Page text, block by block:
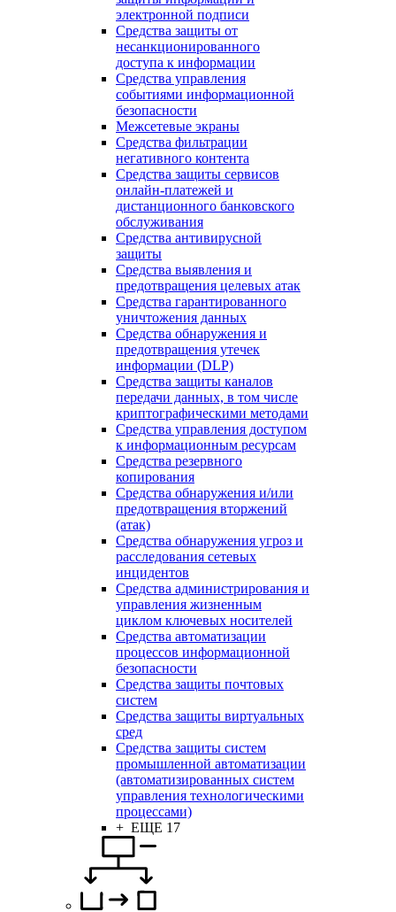
электронной подписи
Средства защиты от
несанкционированного
доступа к информации
Средства управления
событиями информационной
безопасности
Межсетевые экраны
Средства фильтрации
негативного контента
Средства защиты сервисов
онлайн-платежей и
дистанционного банковского
обслуживания
Средства антивирусной
защиты
Средства выявления и
предотвращения целевых атак
Средства гарантированного
уничтожения данных
Средства обнаружения и
предотвращения утечек
информации (DLP)
Средства защиты каналов
передачи данных, в том числе
криптографическими методами
Средства управления доступом
к информационным ресурсам
Средства резервного
копирования
Средства обнаружения и/или
предотвращения вторжений
(атак)
Средства обнаружения угроз и
расследования сетевых
инцидентов
Средства администрирования и
управления жизненным
циклом ключевых носителей
Средства автоматизации
процессов информационной
безопасности
Средства защиты почтовых
систем
Средства защиты виртуальных
сред
Средства защиты систем
промышленной автоматизации
(автоматизированных систем
управления технологическими
процессами)
+ ЕЩЕ 17